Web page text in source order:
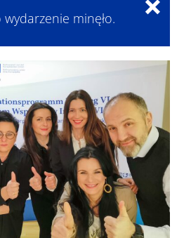
wydarzenie minęło.
×